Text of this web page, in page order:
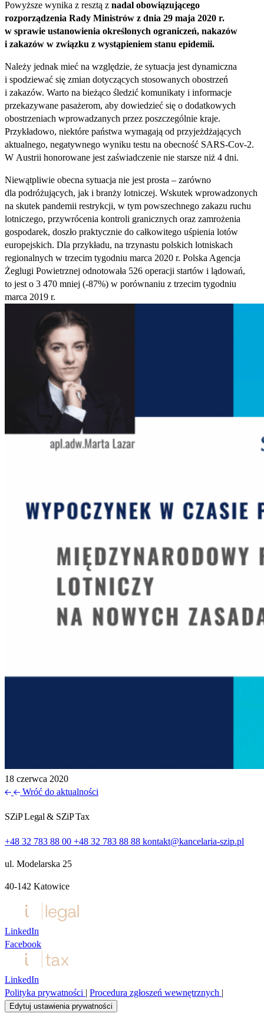
Powyższe wynika z resztą z nadal obowiązującego
rozporządzenia Rady Ministrów z dnia 29 maja 2020 r.
w sprawie ustanowienia określonych ograniczeń, nakazów
i zakazów w związku z wystąpieniem stanu epidemii.
Należy jednak mieć na względzie, że sytuacja jest dynamiczna
i spodziewać się zmian dotyczących stosowanych obostrzeń
i zakazów. Warto na bieżąco śledzić komunikaty i informacje
przekazywane pasażerom, aby dowiedzieć się o dodatkowych
obostrzeniach wprowadzanych przez poszczególnie kraje.
Przykładowo, niektóre państwa wymagają od przyjeżdżających
aktualnego, negatywnego wyniku testu na obecność SARS‑Cov‑2.
W Austrii honorowane jest zaświadczenie nie starsze niż 4 dni.
Niewątpliwie obecna sytuacja nie jest prosta – zarówno
dla podróżujących, jak i branży lotniczej. Wskutek wprowadzonych
na skutek pandemii restrykcji, w tym powszechnego zakazu ruchu
lotniczego, przywrócenia kontroli granicznych oraz zamrożenia
gospodarek, doszło praktycznie do całkowitego uśpienia lotów
europejskich. Dla przykładu, na trzynastu polskich lotniskach
regionalnych w trzecim tygodniu marca 2020 r. Polska Agencja
Żeglugi Powietrznej odnotowała 526 operacji startów i lądowań,
to jest o 3 470 mniej (‑87%) w porównaniu z trzecim tygodniu
marca 2019 r.
18 czerwca 2020
Wróć do aktualności
SZiP Legal & SZiP Tax
+48 32 783 88 00 +48 32 783 88 88 kontakt@kancelaria-szip.pl
ul. Modelarska 25
40‑142 Katowice
LinkedIn
Facebook
LinkedIn
Polityka prywatności | Procedura zgłoszeń wewnętrznych |
Edytuj ustawienia prywatności